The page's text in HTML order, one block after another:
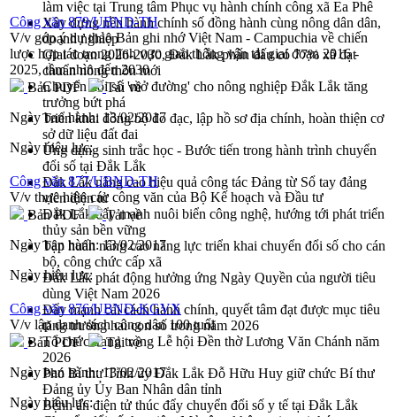
làm việc tại Trung tâm Phục vụ hành chính công xã Ea Phê
Xây dựng nền hành chính số đồng hành cùng nông dân dân,
doanh nghiệp
Giai đoạn 2026-2030, Đắk Lắk phấn đấu có 77% xã đạt
chuẩn nông thôn mới
Chuyển đổi số 'mở đường' cho nông nghiệp Đắk Lắk tăng
trưởng bứt phá
Triển khai đồng bộ đo đạc, lập hồ sơ địa chính, hoàn thiện cơ
sở dữ liệu đất đai
Ứng dụng sinh trắc học - Bước tiến trong hành trình chuyển
đổi số tại Đắk Lắk
Đắk Lắk nâng cao hiệu quả công tác Đảng từ Sổ tay đảng
viên điện tử
Đắk Lắk đẩy mạnh nuôi biển công nghệ, hướng tới phát triển
thủy sản bền vững
Tập huấn nâng cao năng lực triển khai chuyển đổi số cho cán
bộ, công chức cấp xã
Đắk Lắk phát động hưởng ứng Ngày Quyền của người tiêu
dùng Việt Nam 2026
Đẩy mạnh cải cách hành chính, quyết tâm đạt được mục tiêu
tăng trưởng hai con số trong năm 2026
Tổ chức trang trọng Lễ hội Đền thờ Lương Văn Chánh năm
2026
Phó Bí thư Tỉnh ủy Đắk Lắk Đỗ Hữu Huy giữ chức Bí thư
Đảng ủy Ủy Ban Nhân dân tỉnh
Bệnh án điện tử thúc đẩy chuyển đổi số y tế tại Đắk Lắk
Công văn 879/UBND-TH
V/v góp ý dự thảo Bản ghi nhớ Việt Nam - Campuchia về chiến
lược hợp tác trong lĩnh vực giao thông vận tải giai đoạn 2016 -
2025, tầm nhìn đến 2030
Bản PDF
Tải về
Ngày ban hành: 13/02/2017
Ngày hiệu lực:
Công văn 877/UBND-TH
V/v thực hiện các công văn của Bộ Kế hoạch và Đầu tư
Bản PDF
Tải về
Ngày ban hành:13/02/2017
Ngày hiệu lực:
Công văn 876/UBND-KGVX
V/v lập danh sách công dân 100 tuổi
Bản PDF
Tải về
Ngày ban hành:13/02/2017
Ngày hiệu lực: